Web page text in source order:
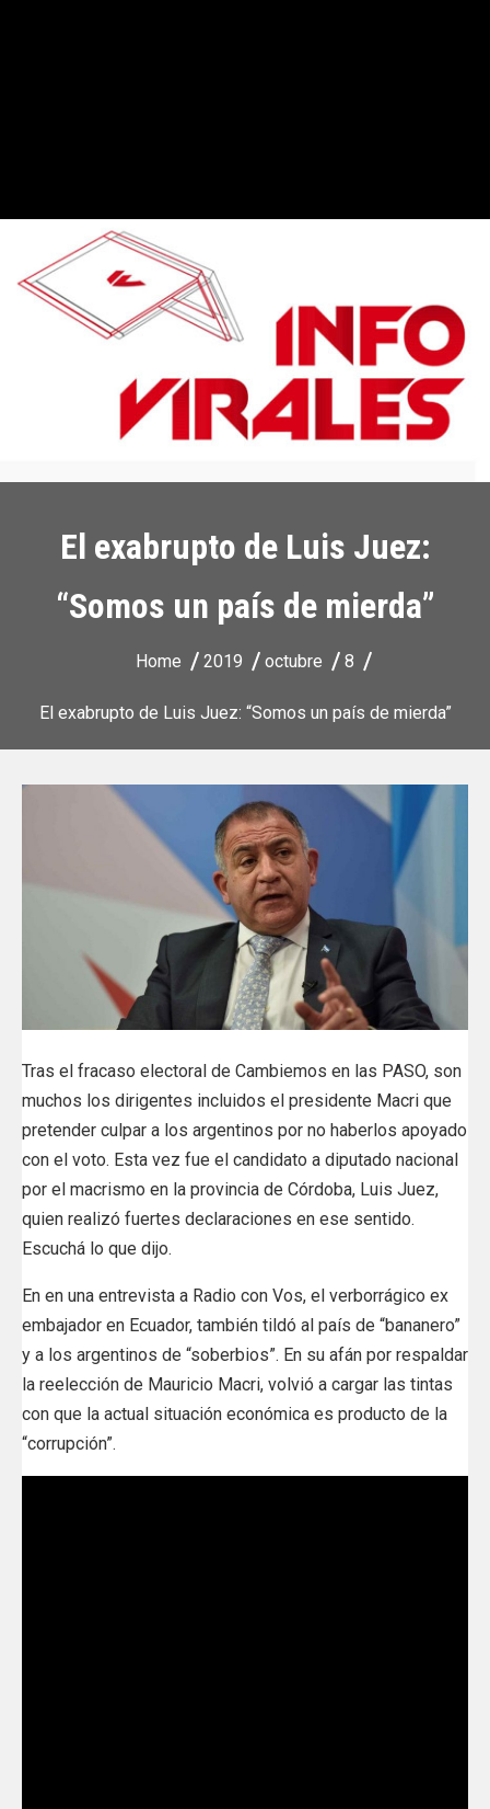
El exabrupto de Luis Juez:
“Somos un país de mierda”
Home 2019 octubre 8
El exabrupto de Luis Juez: “Somos un país de mierda”
Tras el fracaso electoral de Cambiemos en las PASO, son
muchos los dirigentes incluidos el presidente Macri que
pretender culpar a los argentinos por no haberlos apoyado
con el voto. Esta vez fue el candidato a diputado nacional
por el macrismo en la provincia de Córdoba, Luis Juez,
quien realizó fuertes declaraciones en ese sentido.
Escuchá lo que dijo.
En en una entrevista a Radio con Vos, el verborrágico ex
embajador en Ecuador, también tildó al país de “bananero”
y a los argentinos de “soberbios”. En su afán por respaldar
la reelección de Mauricio Macri, volvió a cargar las tintas
con que la actual situación económica es producto de la
“corrupción”.